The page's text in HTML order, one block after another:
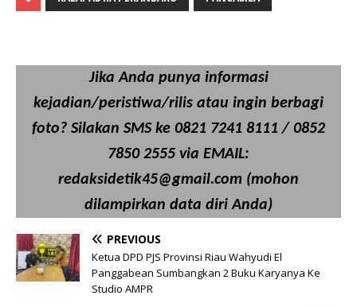
Jika Anda punya informasi
kejadian/peristiwa/rilis atau ingin berbagi
foto? Silakan SMS ke 0821 7241 8111 / 0852
7850 2555 via EMAIL:
redaksidetik45@gmail.com (mohon
dilampirkan data diri Anda)
PREVIOUS
Ketua DPD PJS Provinsi Riau Wahyudi El
Panggabean Sumbangkan 2 Buku Karyanya Ke
Studio AMPR